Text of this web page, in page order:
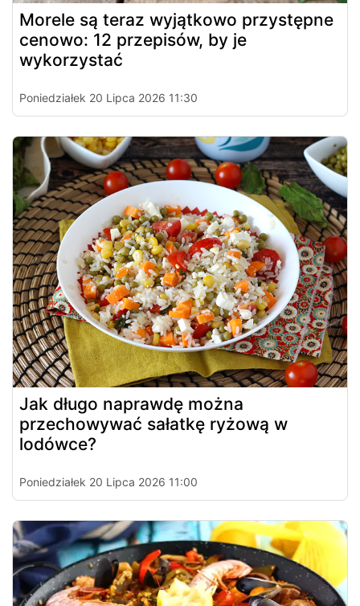
Morele są teraz wyjątkowo przystępne
cenowo: 12 przepisów, by je
wykorzystać
Poniedziałek 20 Lipca 2026 11:30
Jak długo naprawdę można
przechowywać sałatkę ryżową w
lodówce?
Poniedziałek 20 Lipca 2026 11:00